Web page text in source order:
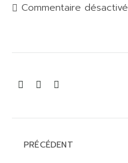
Commentaire désactivé
PRÉCÉDENT